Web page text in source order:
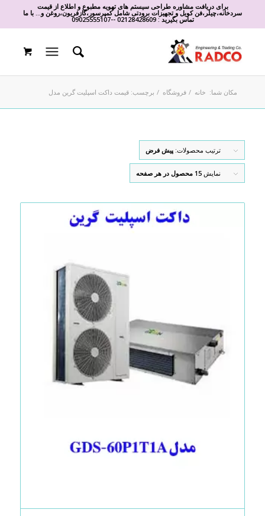
برای دریافت مشاوره طراحی سیستم های تهویه مطبوع و اطلاع از قیمت
سردخانه،چیلر،فن کویل و تجهیزات برودتی شامل کمپرسور،گازفریون،روغن و... با ما
تماس بگیرید :02128428609
-
-
09025555107
مکان شما: خانه / فروشگاه / برچسب: قیمت داکت اسپلیت گرین مدل
ترتیب محصولات: پیش فرض
نمایش 15 محصول در هر صفحه